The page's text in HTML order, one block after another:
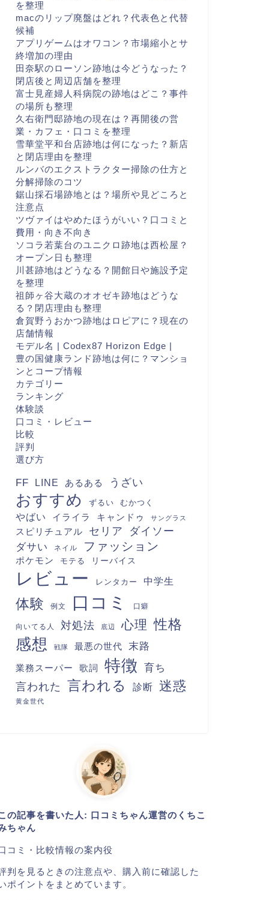
を整理
macのリップ廃盤はどれ？代表色と代替
候補
アプリゲームはオワコン？市場縮小とサ
終増加の理由
田奈駅のローソン跡地は今どうなった？
閉店後と周辺店舗を整理
富士見産婦人科病院の跡地はどこ？事件
の場所も整理
久右衛門邸跡地の現在は？再開後の営
業・カフェ・口コミを整理
雪華堂平和台店跡地は何になった？新店
と閉店理由を整理
ルンバのエクストラクター掃除の仕方と
分解掃除のコツ
鋸山採石場跡地とは？場所や見どころと
注意点
ツヴァイはやめたほうがいい？口コミと
費用・向き不向き
ソコラ若葉台のユニクロ跡地は西松屋？
オープン日も整理
川甚跡地はどうなる？開館日や施設予定
を整理
祖師ヶ谷大蔵のオオゼキ跡地はどうな
る？閉店理由も整理
倉賀野うおかつ跡地はロピアに？現在の
店舗情報
モデル名 | Codex87 Horizon Edge |
豊の国健康ランド跡地は何に？マンショ
ンとコープ情報
カテゴリー
ランキング
体験談
口コミ・レビュー
比較
評判
選び方
FF LINE あるある うざい
おすすめ ずるい むかつく
やばい イライラ キャンドゥ サングラス
スピリチュアル セリア
ダイソー
ダサい
ネイル ファッション
ポケモン モテる リーバイス
レビュー レンタカー 中学生
体験 例文 口コミ 口癖
向いてる人 対処法 底辺 心理 性格
感想 戦隊 最悪の世代 末路
業務スーパー 歌詞 特徴 育ち
言われた 言われる 診断 迷惑
黄金世代
の記事を書いた人: 口コミちゃん運営のくちこ
ちゃん
コミ・比較情報の案内役
判を見るときの注意点や、購入前に確認した
ポイントをまとめています。